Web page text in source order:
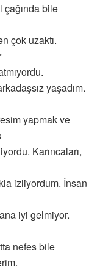
çağında bile
çok uzaktı.
yaşadım.
yapmak ve
Karıncaları,
izliyordum. İnsan
iyi gelmiyor.
nefes bile